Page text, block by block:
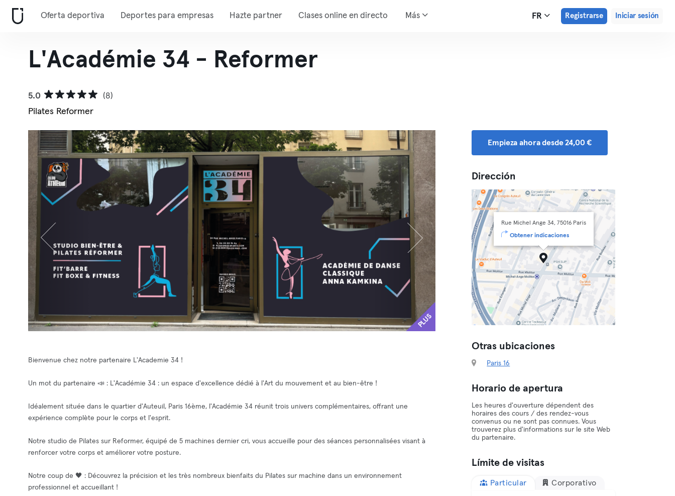
Oferta deportiva Deportes para empresas Hazte partner Clases online en directo Más FR Registrarse Iniciar sesión
L'Académie 34 - Reformer
5.0
(8)
Pilates Reformer
PLUS
Bienvenue chez notre partenaire L'Academie 34 !
Un mot du partenaire 📣 : L'Académie 34 : un espace d'excellence dédié à l'Art du mouvement et au bien-être !
Idéalement située dans le quartier d'Auteuil, Paris 16ème, l'Académie 34 réunit trois univers complémentaires, offrant une
expérience complète pour le corps et l'esprit.
Notre studio de Pilates sur Reformer, équipé de 5 machines dernier cri, vous accueille pour des séances personnalisées visant à
renforcer votre corps et améliorer votre posture.
Notre coup de 🖤 : Découvrez la précision et les très nombreux bienfaits du Pilates sur machine dans un environnement
professionnel et accueillant !
Empieza ahora desde 24,00 €
Dirección
Rue Michel Ange 34, 75016 Paris
Obtener indicaciones
Otras ubicaciones
Paris 16
Horario de apertura
Les heures d'ouverture dépendent des
horaires des cours / des rendez-vous
convenus ou ne sont pas connues. Vous
trouverez plus d'informations sur le site Web
du partenaire.
Límite de visitas
Particular Corporativo